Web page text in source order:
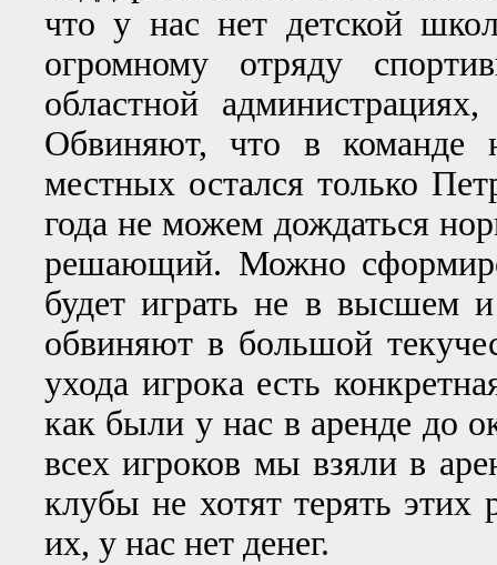
что у нас нет детской
огромному отряду
областной
Обвиняют, что в команде
местных остался только
года не можем дождаться
решающий. Можно
будет играть не в высшем
обвиняют в большой
ухода игрока есть
как были у нас в аренде до
всех игроков мы взяли в
клубы не хотят терять этих
их, у нас нет денег.